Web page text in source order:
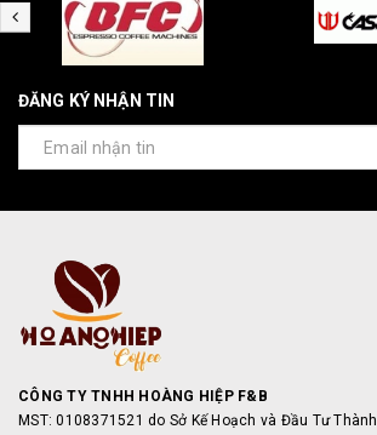
ĐĂNG KÝ NHẬN TIN
CÔNG TY TNHH HOÀNG HIỆP F&B
MST: 0108371521 do Sở Kế Hoạch và Đầu Tư